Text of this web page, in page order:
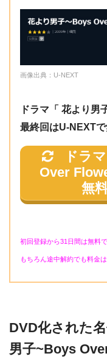
１
８
「屋根部
「ドキドキ
２
０
「オレ様
話
２
３
「大逆転！
画像出典：U-NEXT
ドラマ「 花より
最終回はU-NEXTで
ドラ
Over
無
初回登録から31日間は無料
もちろん途中解約でも料金は
DVD化された
男子~Boys